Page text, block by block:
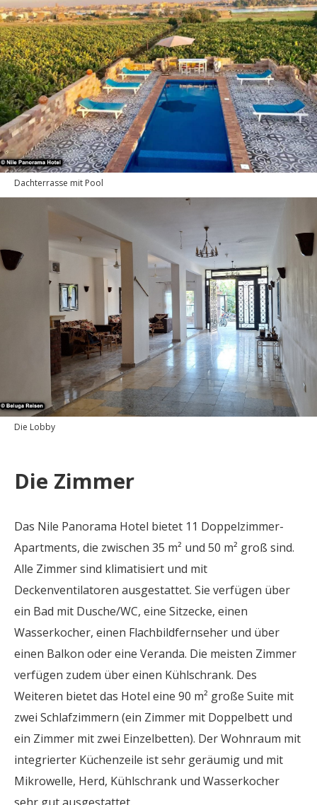
Dachterrasse mit Pool
Die Lobby
Die Zimmer
Das Nile Panorama Hotel bietet 11 Doppelzimmer-
Apartments, die zwischen 35 m² und 50 m² groß sind.
Alle Zimmer sind klimatisiert und mit
Deckenventilatoren ausgestattet. Sie verfügen über
ein Bad mit Dusche/WC, eine Sitzecke, einen
Wasserkocher, einen Flachbildfernseher und über
einen Balkon oder eine Veranda. Die meisten Zimmer
verfügen zudem über einen Kühlschrank. Des
Weiteren bietet das Hotel eine 90 m² große Suite mit
zwei Schlafzimmern (ein Zimmer mit Doppelbett und
ein Zimmer mit zwei Einzelbetten). Der Wohnraum mit
integrierter Küchenzeile ist sehr geräumig und mit
Mikrowelle, Herd, Kühlschrank und Wasserkocher